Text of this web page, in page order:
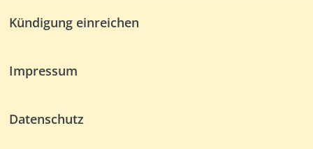
Kündigung einreichen
Impressum
Datenschutz